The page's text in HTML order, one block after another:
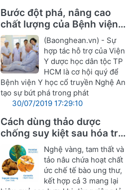
Bước đột phá, nâng cao
chất lượng của Bệnh viện Y
học cổ truyền Nghệ An
(Baonghean.vn) - Sự
hợp tác hỗ trợ của Viện
Y dược học dân tộc TP
HCM là cơ hội quý để
Bệnh viện Y học cổ truyền Nghệ An
tạo sự bứt phá trong phát
30/07/2019 17:29:10
Cách dùng thảo dược
chống suy kiệt sau hóa trị,
xạ ung thưNghệ vàng, tam thất và
tảo nâu chứa hoạt chất
ức chế tế bào ung thư,
kết hợp cả 3 mang lại